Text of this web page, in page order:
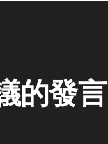
的發言